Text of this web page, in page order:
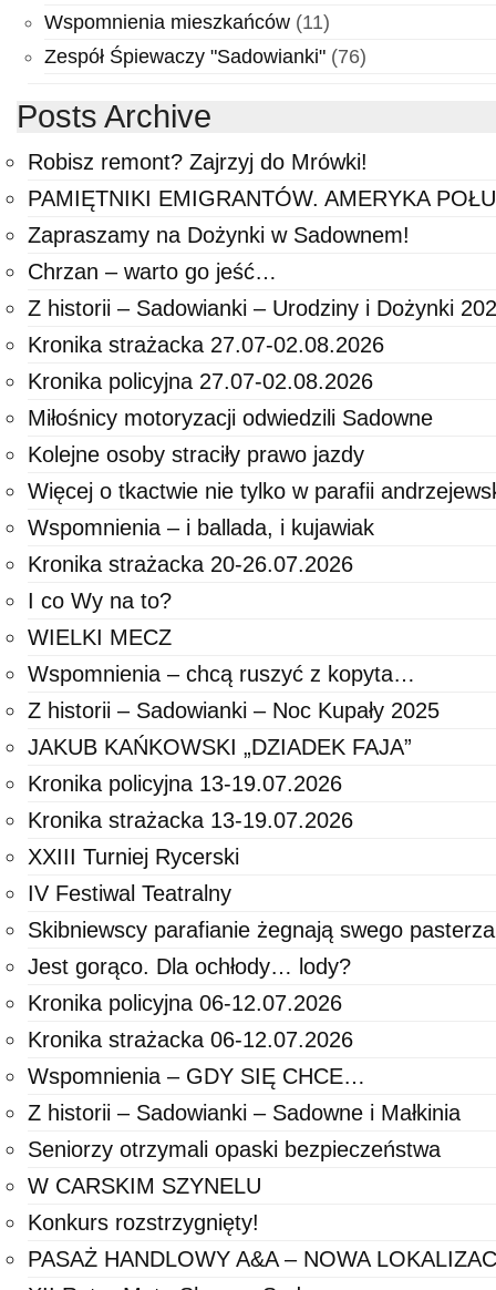
Wspomnienia mieszkańców (11)
Zespół Śpiewaczy "Sadowianki" (76)
Posts Archive
Robisz remont? Zajrzyj do Mrówki!
PAMIĘTNIKI EMIGRANTÓW. AMERYKA
Zapraszamy na Dożynki w Sadownem!
Chrzan – warto go jeść…
Z historii – Sadowianki – Urodziny i Dożynki
Kronika strażacka 27.07-02.08.2026
Kronika policyjna 27.07-02.08.2026
Miłośnicy motoryzacji odwiedzili Sadowne
Kolejne osoby straciły prawo jazdy
Więcej o tkactwie nie tylko w parafii
Wspomnienia – i ballada, i kujawiak
Kronika strażacka 20-26.07.2026
I co Wy na to?
WIELKI MECZ
Wspomnienia – chcą ruszyć z kopyta…
Z historii – Sadowianki – Noc Kupały 2025
JAKUB KAŃKOWSKI „DZIADEK FAJA”
Kronika policyjna 13-19.07.2026
Kronika strażacka 13-19.07.2026
XXIII Turniej Rycerski
IV Festiwal Teatralny
Skibniewscy parafianie żegnają swego
Jest gorąco. Dla ochłody… lody?
Kronika policyjna 06-12.07.2026
Kronika strażacka 06-12.07.2026
Wspomnienia – GDY SIĘ CHCE…
Z historii – Sadowianki – Sadowne i Małkinia
Seniorzy otrzymali opaski bezpieczeństwa
W CARSKIM SZYNELU
Konkurs rozstrzygnięty!
PASAŻ HANDLOWY A&A – NOWA